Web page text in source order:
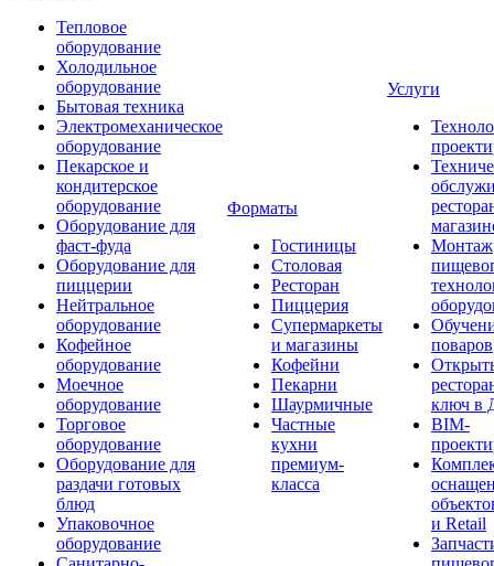
Тепловое
оборудование
Холодильное
оборудование
Бытовая техника
Электромеханическое
оборудование
Пекарское и
кондитерское
оборудование
Оборудование для
фаст-фуда
Оборудование для
пиццерии
Нейтральное
оборудование
Кофейное
оборудование
Моечное
оборудование
Торговое
оборудование
Оборудование для
раздачи готовых
блюд
Упаковочное
оборудование
Форматы
Гостиницы
Столовая
Ресторан
Пиццерия
Супермаркеты
и магазины
Кофейни
Пекарни
Шаурмичные
Частные
кухни
премиум-
класса
Услуги
Монтаж
поваров
ключ в
BIM-
и Retail